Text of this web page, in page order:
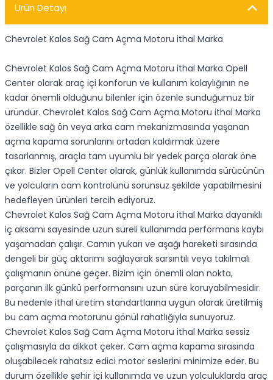
Ürün Detayı
Chevrolet Kalos Sağ Cam Açma Motoru ithal Marka
Chevrolet Kalos Sağ Cam Açma Motoru ithal Marka Opell
Center olarak araç içi konforun ve kullanım kolaylığının ne
kadar önemli olduğunu bilenler için özenle sunduğumuz bir
üründür. Chevrolet Kalos Sağ Cam Açma Motoru ithal Marka
özellikle sağ ön veya arka cam mekanizmasında yaşanan
açma kapama sorunlarını ortadan kaldırmak üzere
tasarlanmış, araçla tam uyumlu bir yedek parça olarak öne
çıkar. Bizler Opell Center olarak, günlük kullanımda sürücünün
ve yolcuların cam kontrolünü sorunsuz şekilde yapabilmesini
hedefleyen ürünleri tercih ediyoruz.
Chevrolet Kalos Sağ Cam Açma Motoru ithal Marka dayanıklı
iç aksamı sayesinde uzun süreli kullanımda performans kaybı
yaşamadan çalışır. Camın yukarı ve aşağı hareketi sırasında
dengeli bir güç aktarımı sağlayarak sarsıntılı veya takılmalı
çalışmanın önüne geçer. Bizim için önemli olan nokta,
parçanın ilk günkü performansını uzun süre koruyabilmesidir.
Bu nedenle ithal üretim standartlarına uygun olarak üretilmiş
bu cam açma motorunu gönül rahatlığıyla sunuyoruz.
Chevrolet Kalos Sağ Cam Açma Motoru ithal Marka sessiz
çalışmasıyla da dikkat çeker. Cam açma kapama sırasında
oluşabilecek rahatsız edici motor seslerini minimize eder. Bu
durum özellikle şehir içi kullanımda ve uzun yolculuklarda araç